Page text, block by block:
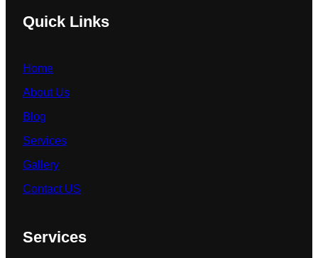
Quick Links
Home
About Us
Blog
Services
Gallery
Contact US
Services